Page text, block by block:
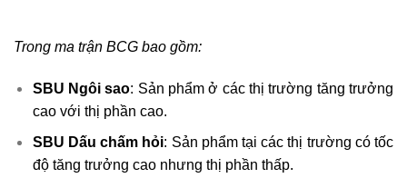
Trong ma trận BCG bao gồm:
SBU Ngôi sao: Sản phẩm ở các thị trường tăng trưởng
cao với thị phần cao.
SBU Dấu chấm hỏi: Sản phẩm tại các thị trường có tốc
độ tăng trưởng cao nhưng thị phần thấp.